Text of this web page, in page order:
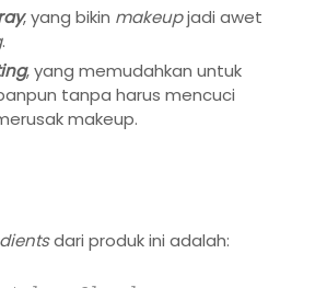
, yang bikin makeupjadi awet
.
, yang memudahkan untuk
tanpa harus mencuci
makeup.
dari produk ini adalah: